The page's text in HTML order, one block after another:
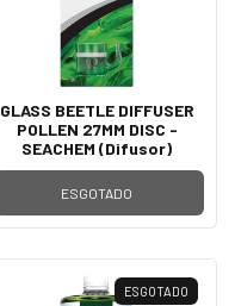
GLASS BEETLE DIFFUSER
POLLEN 27MM DISC -
SEACHEM (Difusor)
ESGOTADO
ESGOTADO